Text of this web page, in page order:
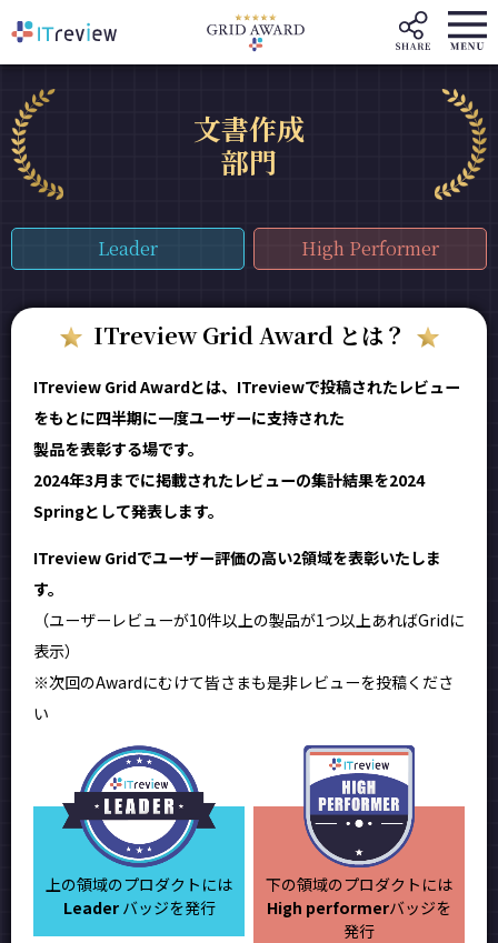
文書作成
部門
Leader High Performer
ITreview Grid Award とは？
ITreview Grid Awardとは、ITreviewで投稿されたレビュー
をもとに四半期に一度ユーザーに支持された
製品を表彰する場です。
2024年3月までに掲載されたレビューの集計結果を2024
Springとして発表します。
ITreview Gridでユーザー評価の高い2領域を表彰いたしま
す。
（ユーザーレビューが10件以上の製品が1つ以上あればGridに
表示）
※次回のAwardにむけて皆さまも是非レビューを投稿くださ
い
上の領域のプロダクトには
Leaderバッジを発行
下の領域のプロダクトには
High performerバッジを
発行